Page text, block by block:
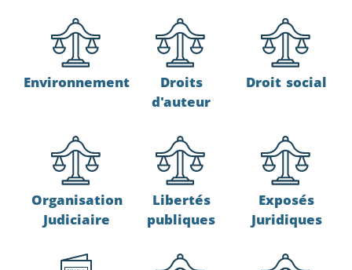
Droit social
Droits
d'auteur
Environnement
Exposés
Juridiques
Libertés
publiques
Organisation
Judiciaire